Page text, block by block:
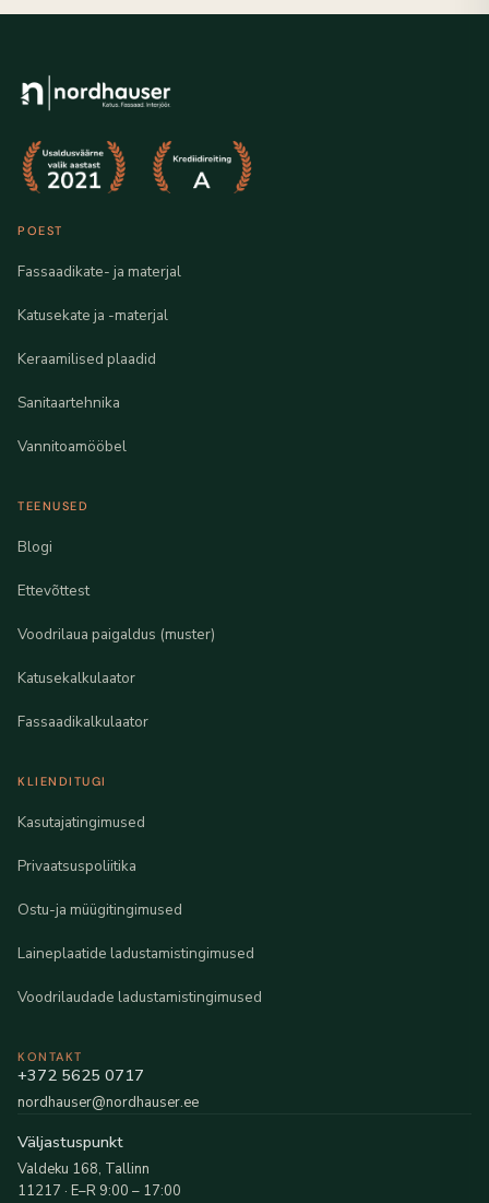
POEST
Fassaadikate- ja materjal
Katusekate ja -materjal
Keraamilised plaadid
Sanitaartehnika
Vannitoamööbel
TEENUSED
Blogi
Ettevõttest
Voodrilaua paigaldus (muster)
Katusekalkulaator
Fassaadikalkulaator
KLIENDITUGI
Kasutajatingimused
Privaatsuspoliitika
Ostu-ja müügitingimused
Laineplaatide ladustamistingimused
Voodrilaudade ladustamistingimused
KONTAKT
+372 5625 0717
nordhauser@nordhauser.ee
Väljastuspunkt
Valdeku 168, Tallinn
11217 · E–R 9:00 – 17:00